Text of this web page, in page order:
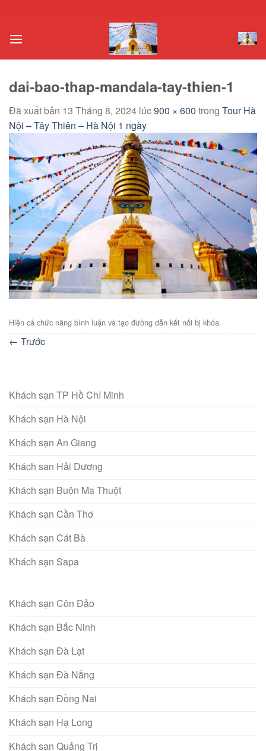
nội
dai-bao-thap-mandala-tay-thien-1
Đã xuất bản 13 Tháng 8, 2024 lúc900 × 600 trong Tour Hà
Nội – Tây Thiên – Hà Nội 1 ngày
Hiện cả chức năng bình luận và tạo đường dẫn kết nối bị khóa.
← Trước
Khách sạn TP Hồ Chí Minh
Khách sạn Hà Nội
Khách sạn An Giang
Khách san Hải Dương
Khách sạn Buôn Ma Thuột
Khách sạn Cần Thơ
Khách sạn Cát Bà
Khách sạn Sapa
Khách sạn Côn Đảo
Khách sạn Bắc Ninh
Khách sạn Đà Lạt
Khách sạn Đà Nẵng
Khách sạn Đồng Nai
Khách sạn Hạ Long
Khách sạn Quảng Trị